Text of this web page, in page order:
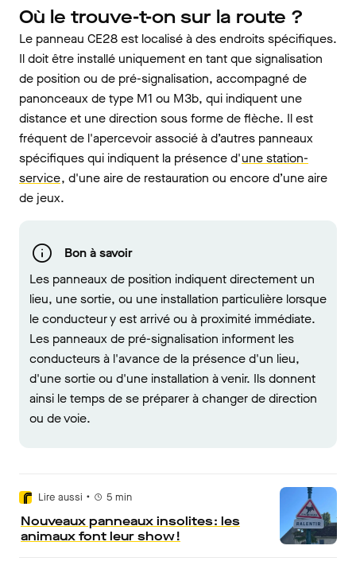
Où le trouve-t-on sur la route ?
Le panneau CE28 est localisé à des endroits spécifiques.
Il doit être installé uniquement en tant que signalisation
de position ou de pré-signalisation, accompagné de
panonceaux de type M1 ou M3b, qui indiquent une
distance et une direction sous forme de flèche. Il est
fréquent de l'apercevoir associé à d’autres panneaux
spécifiques qui indiquent la présence d'une station-
service, d'une aire de restauration ou encore d’une aire
de jeux.
Bon à savoir
Les panneaux de position indiquent directement un
lieu, une sortie, ou une installation particulière lorsque
le conducteur y est arrivé ou à proximité immédiate.
Les panneaux de pré-signalisation informent les
conducteurs à l'avance de la présence d'un lieu,
d'une sortie ou d'une installation à venir. Ils donnent
ainsi le temps de se préparer à changer de direction
ou de voie.
Lire aussi • 5 min
Nouveaux panneaux insolites : les
animaux font leur show !